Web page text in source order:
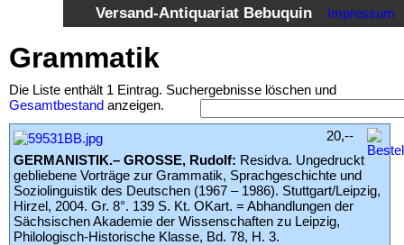
Impressum
Versand-Antiquariat Bebuquin
·
Suche
·
Kategorien
·
Schlagwörter
·
Suchergebnisse
Suche
Grammatik
Die Liste enthält 1 Eintrag. Suchergebnisse löschen und
Gesamtbestand anzeigen.
GERMANISTIK.– GROSSE, Rudolf: Residva. Ungedruckt
gebliebene Vorträge zur Grammatik, Sprachgeschichte und
Soziolinguistik des Deutschen (1967 – 1986). Stuttgart/Leipzig,
Hirzel, 2004. Gr. 8°. 139 S. Kt. OKart. = Abhandlungen der
Sächsischen Akademie der Wissenschaften zu Leipzig,
Philologisch-Historische Klasse, Bd. 78, H. 3.
20,--